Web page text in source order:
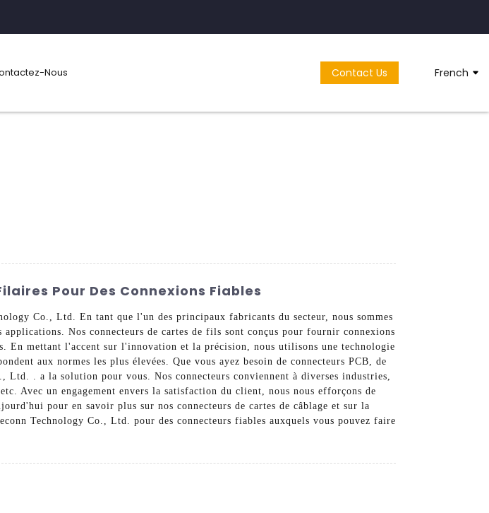
Nous Contact Us French
Pour Des Connexions Fiables
Co., Ltd. En tant que l'un des principaux fabricants du secteur, nous sommes
Nos connecteurs de cartes de fils sont conçus pour fournir connexions
En mettant l'accent sur l'innovation et la précision, nous utilisons une technologie
aux normes les plus élevées. Que vous ayez besoin de connecteurs PCB, de
Ltd. . a la solution pour vous. Nos connecteurs conviennent à diverses industries,
Avec un engagement envers la satisfaction du client, nous nous efforçons de
pour en savoir plus sur nos connecteurs de cartes de câblage et sur la
Technology Co., Ltd. pour des connecteurs fiables auxquels vous pouvez faire